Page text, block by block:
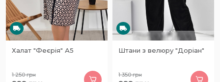
Халат "Феєрія" А5
1 250грн
Штани з велюру "Доріан"
1 350грн